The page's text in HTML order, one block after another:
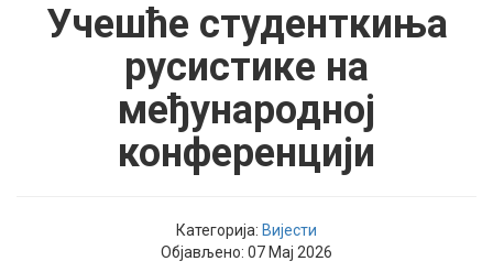
Учешће студенткиња
русистике на
међународној
конференцији
Категорија: Вијести
Објављено: 07 Мај 2026